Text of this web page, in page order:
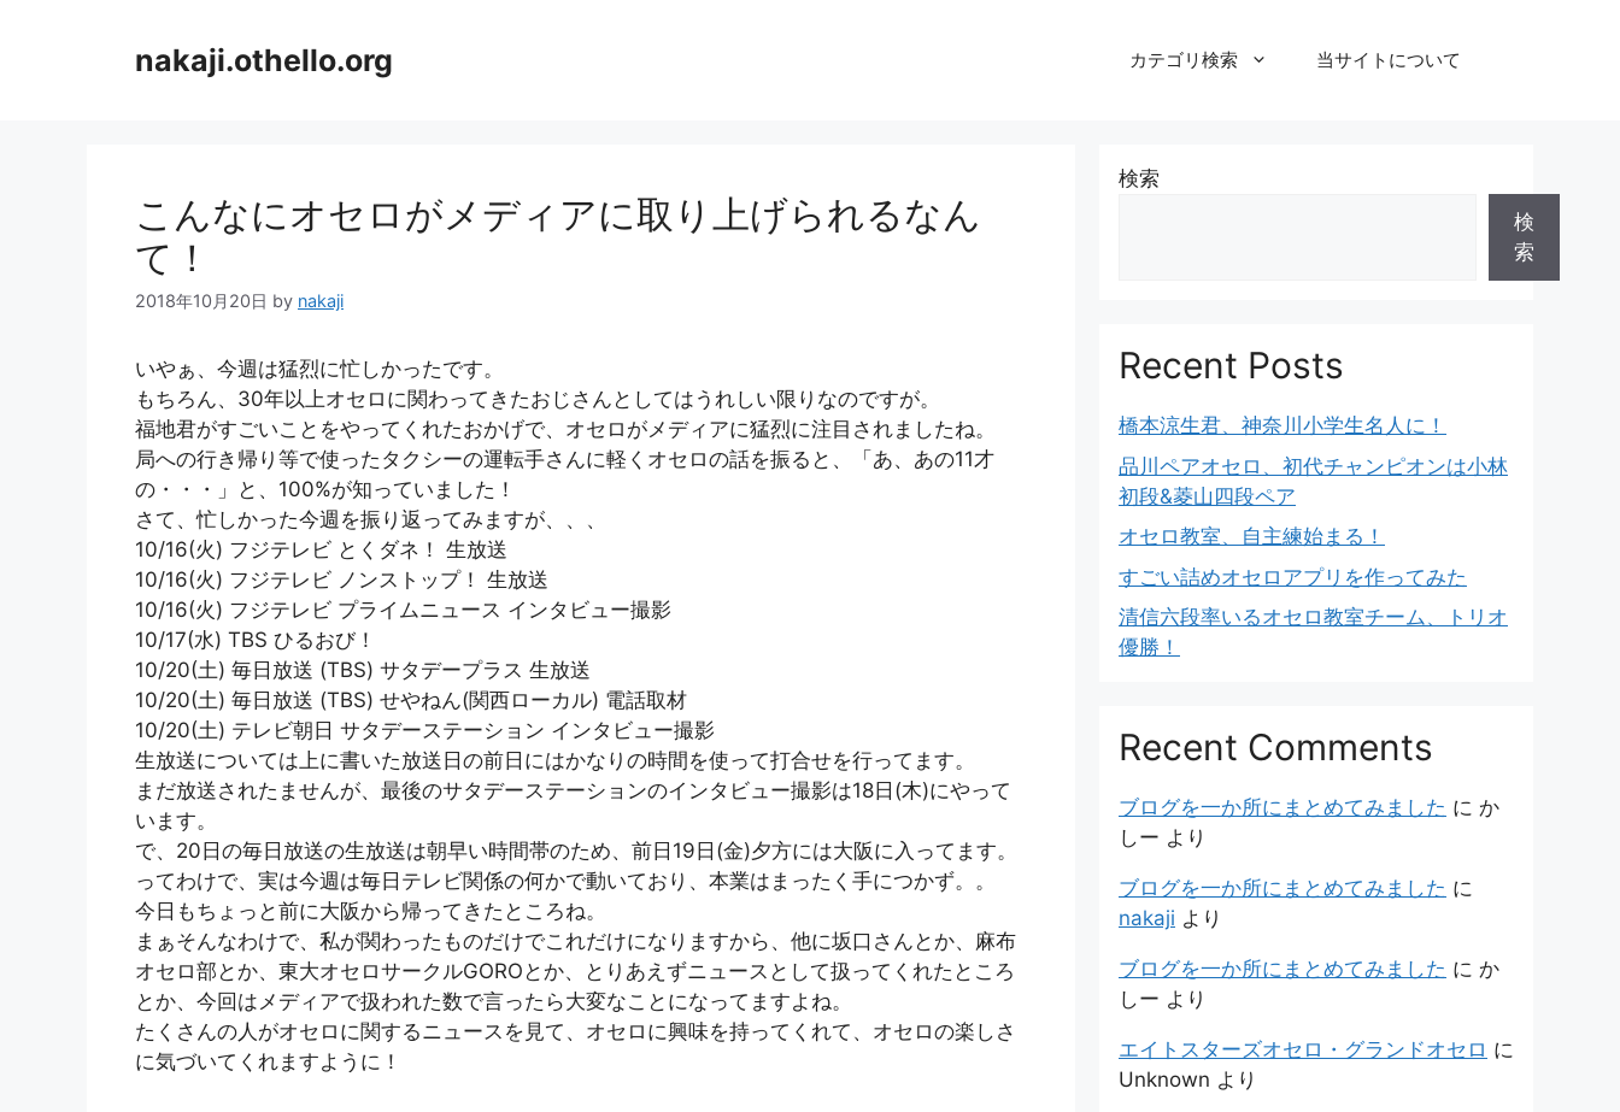
nakaji.othello.org カテゴリ検索 当サイトについて
こんなにオセロがメディアに取り上げられるなん
て！
2018年10月20日 by nakaji
いやぁ、今週は猛烈に忙しかったです。
もちろん、30年以上オセロに関わってきたおじさんとしてはうれしい限りなのですが。
福地君がすごいことをやってくれたおかげで、オセロがメディアに猛烈に注目されましたね。
局への行き帰り等で使ったタクシーの運転手さんに軽くオセロの話を振ると、「あ、あの11才
の・・・」と、100%が知っていました！
さて、忙しかった今週を振り返ってみますが、、、
10/16(火) フジテレビ とくダネ！ 生放送
10/16(火) フジテレビ ノンストップ！ 生放送
10/16(火) フジテレビ プライムニュース インタビュー撮影
10/17(水) TBS ひるおび！
10/20(土) 毎日放送 (TBS) サタデープラス 生放送
10/20(土) 毎日放送 (TBS) せやねん(関西ローカル) 電話取材
10/20(土) テレビ朝日 サタデーステーション インタビュー撮影
生放送については上に書いた放送日の前日にはかなりの時間を使って打合せを行ってます。
まだ放送されたませんが、最後のサタデーステーションのインタビュー撮影は18日(木)にやって
います。
で、20日の毎日放送の生放送は朝早い時間帯のため、前日19日(金)夕方には大阪に入ってます。
ってわけで、実は今週は毎日テレビ関係の何かで動いており、本業はまったく手につかず。。
今日もちょっと前に大阪から帰ってきたところね。
まぁそんなわけで、私が関わったものだけでこれだけになりますから、他に坂口さんとか、麻布
オセロ部とか、東大オセロサークルGOROとか、とりあえずニュースとして扱ってくれたところ
とか、今回はメディアで扱われた数で言ったら大変なことになってますよね。
たくさんの人がオセロに関するニュースを見て、オセロに興味を持ってくれて、オセロの楽しさ
に気づいてくれますように！
検索
検
索
Recent Posts
橋本涼生君、神奈川小学生名人に！
品川ペアオセロ、初代チャンピオンは小林
初段&菱山四段ペア
オセロ教室、自主練始まる！
すごい詰めオセロアプリを作ってみた
清信六段率いるオセロ教室チーム、トリオ
優勝！
Recent Comments
ブログを一か所にまとめてみました に か
しー より
ブログを一か所にまとめてみました に
nakaji より
ブログを一か所にまとめてみました に か
しー より
エイトスターズオセロ・グランドオセロ に
Unknown より